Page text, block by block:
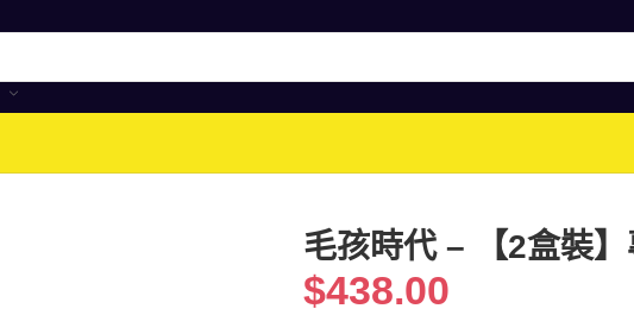
毛孩時代 – 【2盒裝
$438.00